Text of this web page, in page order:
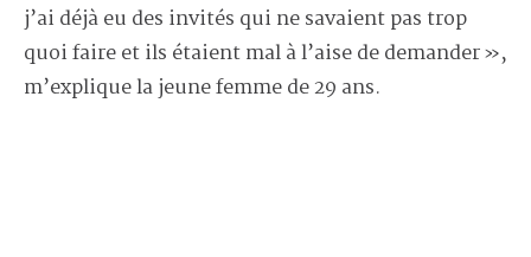
j’ai déjà eu des invités qui ne savaient pas trop
quoi faire et ils étaient mal à l’aise de demander »,
m’explique la jeune femme de 29 ans.